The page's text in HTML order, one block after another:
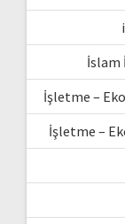
İslam
İşletme –
İşletme –